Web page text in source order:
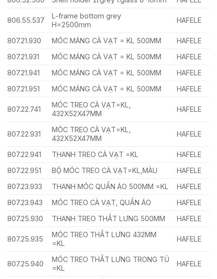
806.55.537
L-frame bottom grey
H=2500mm
HAFELE
807.21.930 MÓC MÁNG CÀ VẠT = KL 500MM
HAFELE
807.21.931
MÓC MÁNG CÀ VẠT = KL 500MM
HAFELE
807.21.941
MÓC MÁNG CÀ VẠT = KL 500MM
HAFELE
807.21.951
MÓC MÁNG CÀ VẠT = KL 500MM HAFELE
807.22.741
MÓC TREO CÀ VẠT=KL,
432X52X47MM
HAFELE
807.22.931
MÓC TREO CÀ VẠT=KL,
432X52X47MM
HAFELE
807.22.941 THANH TREO CÀ VẠT =KL
HAFELE
807.22.951
BỘ MÓC TREO CÀ VẠT=KL,MÀU
HAFELE
807.23.933
THANH MÓC QUẦN ÁO 500MM =KL
HAFELE
807.23.943
MÓC TREO CÀ VẠT, QUẦN ÁO
HAFELE
807.25.930
THANH TREO THẮT LƯNG 500MM HAFELE
807.25.935
MÓC TREO THẮT LƯNG 432MM
=KL
HAFELE
807.25.940
MÓC TREO THẮT LƯNG TRONG TỦ
=KL
HAFELE